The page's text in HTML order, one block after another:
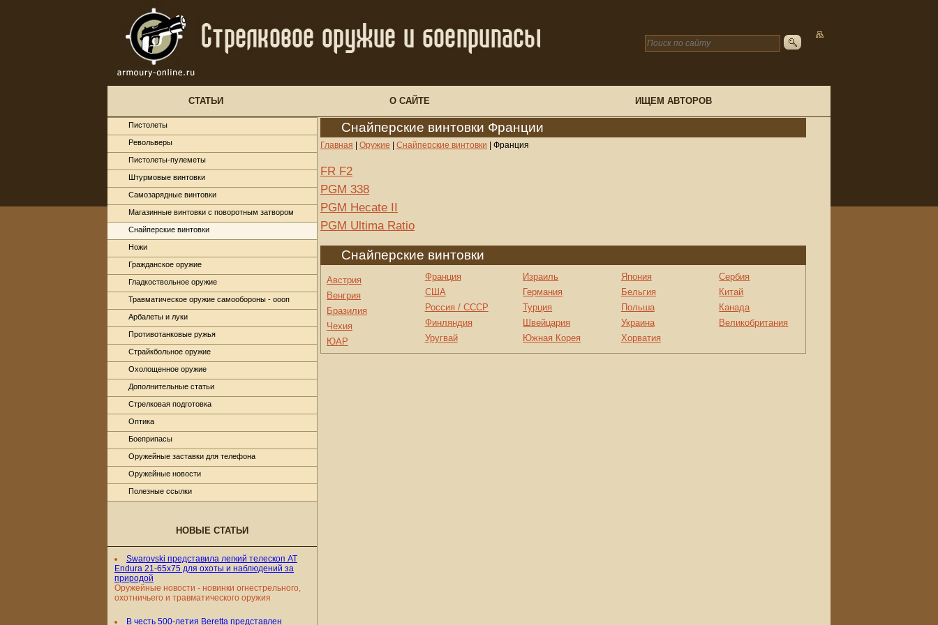
СТАТЬИ О САЙТЕ ИЩЕМ АВТОРОВ
Снайперские винтовки Франции
Главная Оружие Снайперские винтовки Франция
FR F2
PGM 338
PGM Hecate II
PGM Ultima Ratio
Снайперские винтовки
Австрия
Венгрия
Бразилия
Чехия
ЮАР
Франция
США
Россия / СССР
Финляндия
Уругвай
Израиль
Германия
Турция
Швейцария
Южная Корея
Япония
Бельгия
Польша
Украина
Хорватия
Сербия
Китай
Канада
Великобритания
Пистолеты
Револьверы
Пистолеты-пулеметы
Штурмовые винтовки
Самозарядные винтовки
Магазинные винтовки с поворотным затвором
Снайперские винтовки
Ножи
Гражданское оружие
Гладкоствольное оружие
Травматическое оружие самообороны - оооп
Арбалеты и луки
Противотанковые ружья
Страйкбольное оружие
Охолощенное оружие
Дополнительные статьи
Стрелковая подготовка
Оптика
Боеприпасы
Оружейные заставки для телефона
Оружейные новости
Полезные ссылки
НОВЫЕ СТАТЬИ
Swarovski представила легкий телескоп AT
Endura 21-65x75 для охоты и наблюдений за
природой
Оружейные новости - новинки огнестрельного,
охотничьего и травматического оружия
В честь 500-летия Beretta представлен